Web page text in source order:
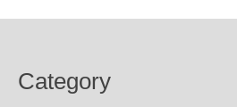
Category